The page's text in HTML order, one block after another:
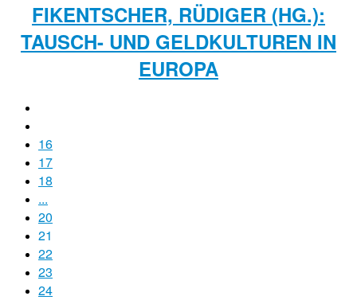
FIKENTSCHER, RÜDIGER (HG.):
TAUSCH- UND GELDKULTUREN IN
EUROPA
16
17
18
...
20
21
22
23
24